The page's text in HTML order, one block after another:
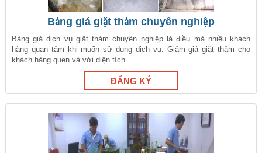
Bảng giá giặt thảm chuyên nghiệp
Bảng giá dịch vụ giặt thảm chuyên nghiệp là điều mà nhiều khách
hàng quan tâm khi muốn sử dụng dịch vụ. Giảm giá giặt thảm cho
khách hàng quen và với diện tích...